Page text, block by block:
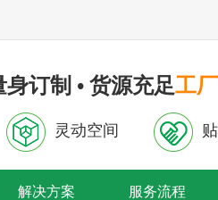
订制 • 货源充足工
灵动空间
解决方案 服务流程